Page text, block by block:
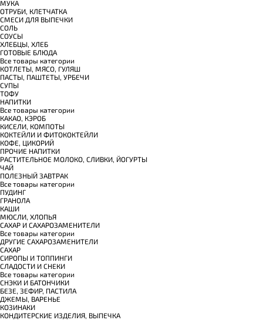
МУКА
ОТРУБИ, КЛЕТЧАТКА
СМЕСИ ДЛЯ ВЫПЕЧКИ
СОЛЬ
СОУСЫ
ХЛЕБЦЫ, ХЛЕБ
ГОТОВЫЕ БЛЮДА
Все товары категории
КОТЛЕТЫ, МЯСО, ГУЛЯШ
ПАСТЫ, ПАШТЕТЫ, УРБЕЧИ
СУПЫ
ТОФУ
НАПИТКИ
Все товары категории
КАКАО, КЭРОБ
КИСЕЛИ, КОМПОТЫ
КОКТЕЙЛИ И ФИТОКОКТЕЙЛИ
КОФЕ, ЦИКОРИЙ
ПРОЧИЕ НАПИТКИ
РАСТИТЕЛЬНОЕ МОЛОКО, СЛИВКИ, ЙОГУРТЫ
ЧАЙ
ПОЛЕЗНЫЙ ЗАВТРАК
Все товары категории
ПУДИНГ
ГРАНОЛА
КАШИ
МЮСЛИ, ХЛОПЬЯ
САХАР И САХАРОЗАМЕНИТЕЛИ
Все товары категории
ДРУГИЕ САХАРОЗАМЕНИТЕЛИ
САХАР
СИРОПЫ И ТОППИНГИ
СЛАДОСТИ И СНЕКИ
Все товары категории
СНЭКИ И БАТОНЧИКИ
БЕЗЕ, ЗЕФИР, ПАСТИЛА
ДЖЕМЫ, ВАРЕНЬЕ
КОЗИНАКИ
КОНДИТЕРСКИЕ ИЗДЕЛИЯ, ВЫПЕЧКА